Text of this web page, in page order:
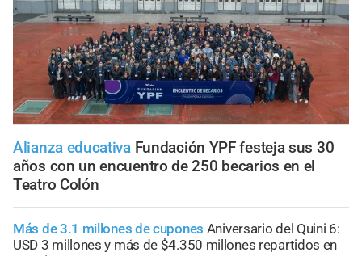
Alianza educativa Fundación YPF festeja sus 30
años con un encuentro de 250 becarios en el
Teatro Colón
Más de 3.1 millones de cupones Aniversario del Quini 6:
USD 3 millones y más de $4.350 millones repartidos en